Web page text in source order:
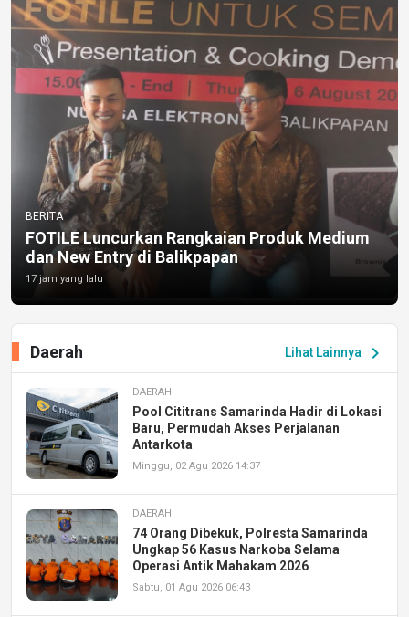
BERITA
FOTILE Luncurkan Rangkaian Produk Medium
dan New Entry di Balikpapan
17 jam yang lalu
Lihat Lainnya chevron_right
Daerah
DAERAH
Pool Cititrans Samarinda Hadir di Lokasi
Baru, Permudah Akses Perjalanan
Antarkota
Minggu, 02 Agu 2026 14:37
DAERAH
74 Orang Dibekuk, Polresta Samarinda
Ungkap 56 Kasus Narkoba Selama
Operasi Antik Mahakam 2026
Sabtu, 01 Agu 2026 06:43